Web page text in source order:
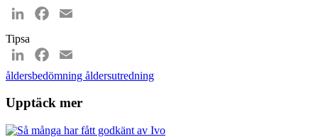
LinkedInFacebook
Tipsa
LinkedInFacebook
åldersbedömning åldersutredning
Upptäck mer